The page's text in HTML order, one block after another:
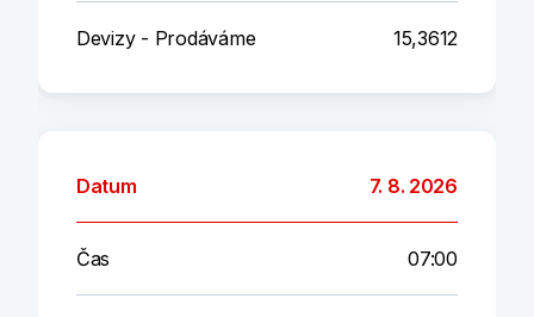
Devizy - Prodáváme 15,3612
Datum 7. 8. 2026
Čas 07:00